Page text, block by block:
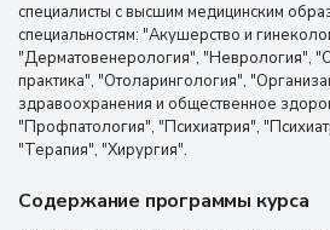
специалисты с высшим медицинским
специальностям: "Акушерство и
"Дерматовенерология", "Неврология",
практика", "Отоларингология",
здравоохранения и общественное
"Профпатология", "Психиатрия",
"Терапия", "Хирургия".
Содержание программы курса